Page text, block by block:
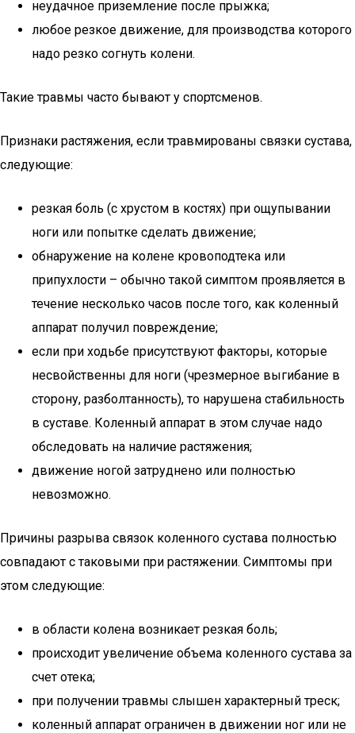
неудачное приземление после прыжка;
любое резкое движение, для производства которого
надо резко согнуть колени.
Такие травмы часто бывают у спортсменов.
Признаки растяжения, если травмированы связки сустава,
следующие:
резкая боль (с хрустом в костях) при ощупывании
ноги или попытке сделать движение;
обнаружение на колене кровоподтека или
припухлости – обычно такой симптом проявляется в
течение несколько часов после того, как коленный
аппарат получил повреждение;
если при ходьбе присутствуют факторы, которые
несвойственны для ноги (чрезмерное выгибание в
сторону, разболтанность), то нарушена стабильность
в суставе. Коленный аппарат в этом случае надо
обследовать на наличие растяжения;
движение ногой затруднено или полностью
невозможно.
Причины разрыва связок коленного сустава полностью
совпадают с таковыми при растяжении. Симптомы при
этом следующие:
в области колена возникает резкая боль;
происходит увеличение объема коленного сустава за
счет отека;
при получении травмы слышен характерный треск;
коленный аппарат ограничен в движении ног или не